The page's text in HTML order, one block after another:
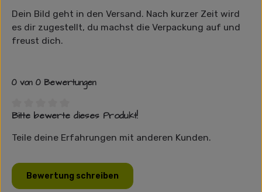
Dein Bild geht in den Versand. Nach kurzer Zeit wird
es dir zugestellt, du machst die Verpackung auf und
freust dich.
0 von 0 Bewertungen
Durchschnittliche Bewertung von 0 von 5 Sternen
Bitte bewerte dieses Produkt!
Teile deine Erfahrungen mit anderen Kunden.
Bewertung schreiben